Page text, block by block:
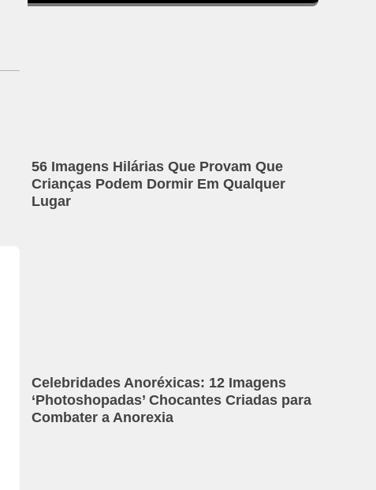
56 Imagens Hilárias Que Provam Que
Crianças Podem Dormir Em Qualquer
Lugar
Celebridades Anoréxicas: 12 Imagens
‘Photoshopadas’ Chocantes Criadas para
Combater a Anorexia